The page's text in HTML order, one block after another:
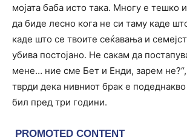
мојата баба исто така. Многу е
да биде лесно кога не си таму каде
каде што се твоите сеќавања и
убива постојано. Не сакам да
мене… ние сме Бет и Енди, зарем не?“,
тврди дека нивниот брак е
бил пред три години.